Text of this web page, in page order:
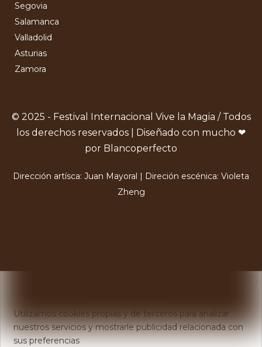
Segovia
Salamanca
Valladolid
Asturias
Zamora
© 2025 - Festival Internacional Vive la Magia / Todos
los derechos reservados | Diseñado con mucho ❤
por Blancoperfecto
Dirección artísca: Juan Mayoral | Direción escénica: Violeta
Zheng
Utilizamos cookies propias y de terceros para analizar
nuestros servicios y mostrarle publicidad relacionada con
sus preferencias